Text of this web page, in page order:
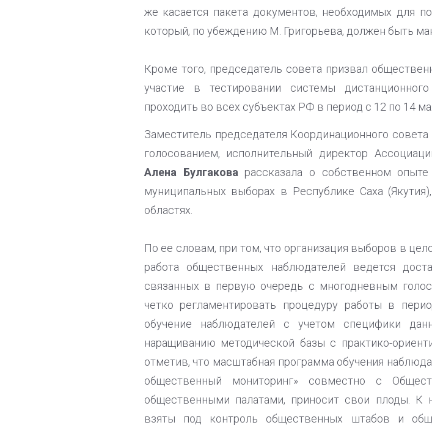
же касается пакета документов, необходимых для
который, по убеждению М. Григорьева, должен быть
Кроме того, председатель совета призвал
участие в тестировании системы
проходить во всех субъектах РФ в период с 12 по 14
Заместитель председателя Координационного
голосованием, исполнительный директор
Алена Булгакова рассказала о собственном
муниципальных выборах в Республике Саха
областях.
По ее словам, при том, что организация выборов в
работа общественных наблюдателей ведется
связанных в первую очередь с многодневным
четко регламентировать процедуру работы в
обучение наблюдателей с учетом специфики
наращиванию методической базы с практико-
отметив, что масштабная программа обучения
общественный мониторинг» совместно с
общественными палатами, приносит свои плоды.
взяты под контроль общественных штабов и